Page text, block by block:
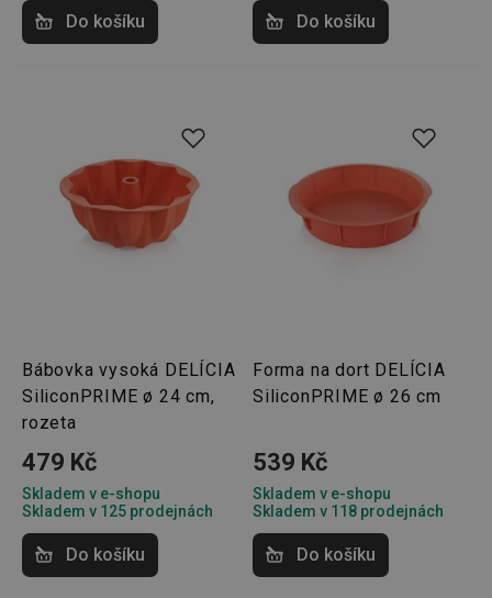
Do košíku Do košíku
Bábovka vysoká DELÍCIA
SiliconPRIME ø 24 cm,
rozeta
479 Kč
Skladem v e-shopu
Skladem v 125 prodejnách
Do košíku
Forma na dort DELÍCIA
SiliconPRIME ø 26 cm
539 Kč
Skladem v e-shopu
Skladem v 118 prodejnách
Do košíku